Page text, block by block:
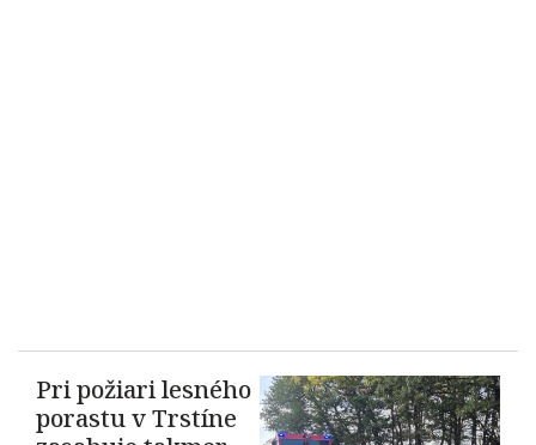
Pri požiari lesného
porastu v Trstíne